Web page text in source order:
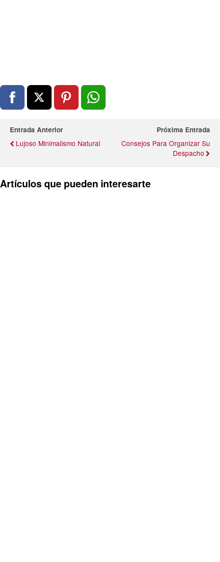
Entrada Anterior
Lujoso Minimalismo Natural
Próxima Entrada
Consejos Para Organizar Su
Despacho
Artículos que pueden interesarte